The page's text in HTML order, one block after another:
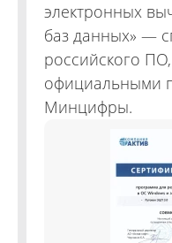
электронных
баз данных» —
российского
официальными
Минцифры.